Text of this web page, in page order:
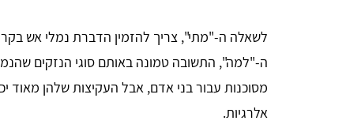
לשאלה ה-"מתי", צריך להזמין הדברת נמלי אש
ה-"למה", התשובה טמונה באותם סוגי הנזקים
מסוכנות עבור בני אדם, אבל העקיצות שלהן מאוד
אלרגיות.